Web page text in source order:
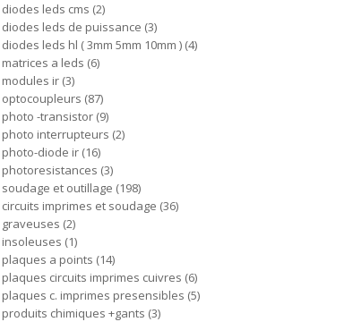
diodes leds cms 2
diodes leds de puissance 3
diodes leds hl ( 3mm 5mm 10mm ) 4
matrices a leds 6
modules ir 3
optocoupleurs 87
photo -transistor 9
photo interrupteurs 2
photo-diode ir 16
photoresistances 3
soudage et outillage 198
circuits imprimes et soudage 36
graveuses 2
insoleuses 1
plaques a points 14
plaques circuits imprimes cuivres 6
plaques c. imprimes presensibles 5
produits chimiques +gants 3